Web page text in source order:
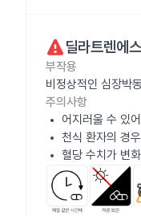
딜라트렌에
부작용
비정상적인 심장박
주의사항
어지러울 수 있
천식 환자의 경
혈당 수치가 변